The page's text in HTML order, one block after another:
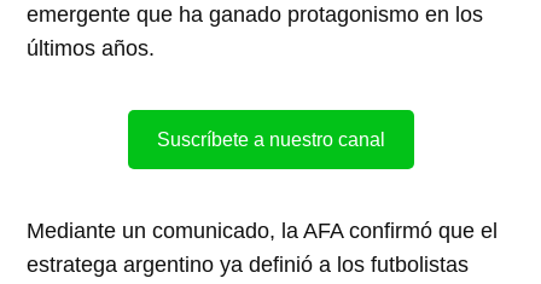
emergente que ha ganado protagonismo en los
últimos años.
Suscríbete a nuestro canal
Mediante un comunicado, la AFA confirmó que el
estratega argentino ya definió a los futbolistas